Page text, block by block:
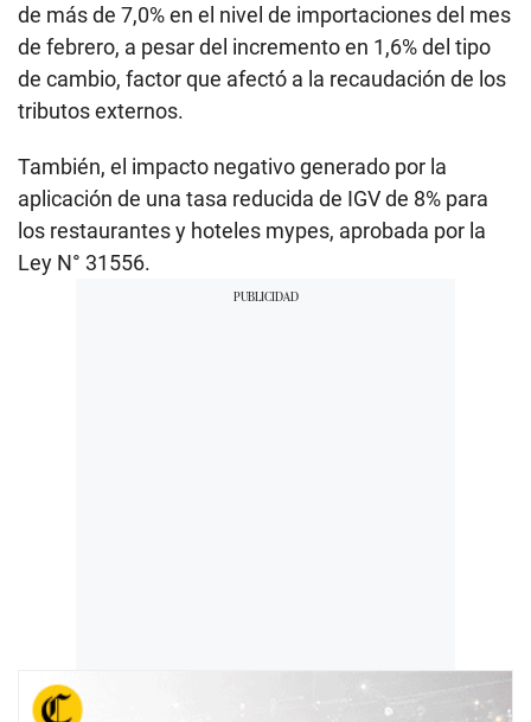
de más de 7,0% en el nivel de importaciones del mes
de febrero, a pesar del incremento en 1,6% del tipo
de cambio, factor que afectó a la recaudación de los
tributos externos.
También, el impacto negativo generado por la
aplicación de una tasa reducida de IGV de 8% para
los restaurantes y hoteles mypes, aprobada por la
Ley N° 31556.